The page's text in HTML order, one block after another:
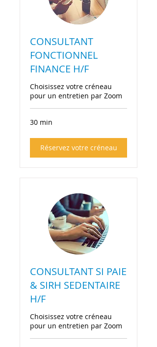
CONSULTANT
FONCTIONNEL
FINANCE H/F
Choisissez votre créneau
pour un entretien par Zoom
30 min
Réservez votre créneau
CONSULTANT SI PAIE
& SIRH SEDENTAIRE
H/F
Choisissez votre créneau
pour un entretien par Zoom